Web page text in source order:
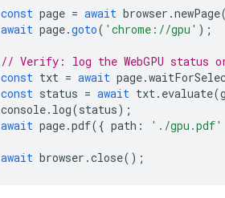
const page = await browser .newPage
await page.goto( 'chrome://gpu' );
// Verify: log the WebGPU status
const txt = await page.
const status = await txt. evaluate(g
console. log(status);
await page.pdf({ path : './gpu.pdf'
await browser .close();